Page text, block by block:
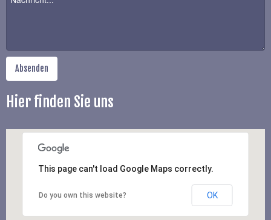
Hier finden Sie uns
This page can't load Google Maps correctly.
Do you own this website? OK